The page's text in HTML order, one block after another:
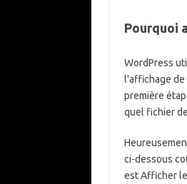
Pourquoi
WordPress
l'affichage
première
quel fichier
ci-dessous
est Afficher